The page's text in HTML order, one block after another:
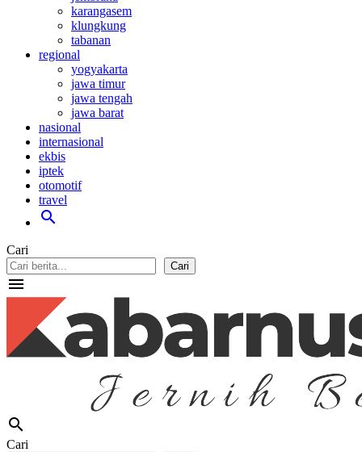
karangasem
klungkung
tabanan
regional
yogyakarta
jawa timur
jawa tengah
jawa barat
nasional
internasional
ekbis
iptek
otomotif
travel
search
Cari
Cari
menu
search
Cari